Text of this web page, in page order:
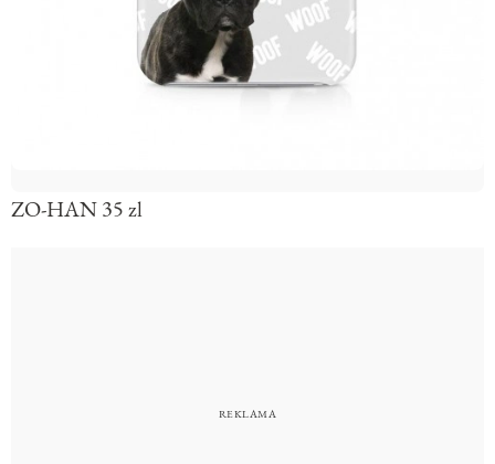
ZO-HAN 35 zl